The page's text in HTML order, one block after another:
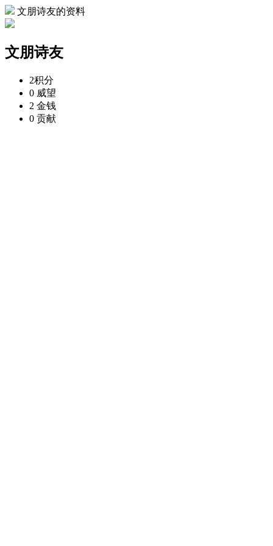
文朋诗友的资料
文朋诗友
2积分
0 威望
2 金钱
0 贡献